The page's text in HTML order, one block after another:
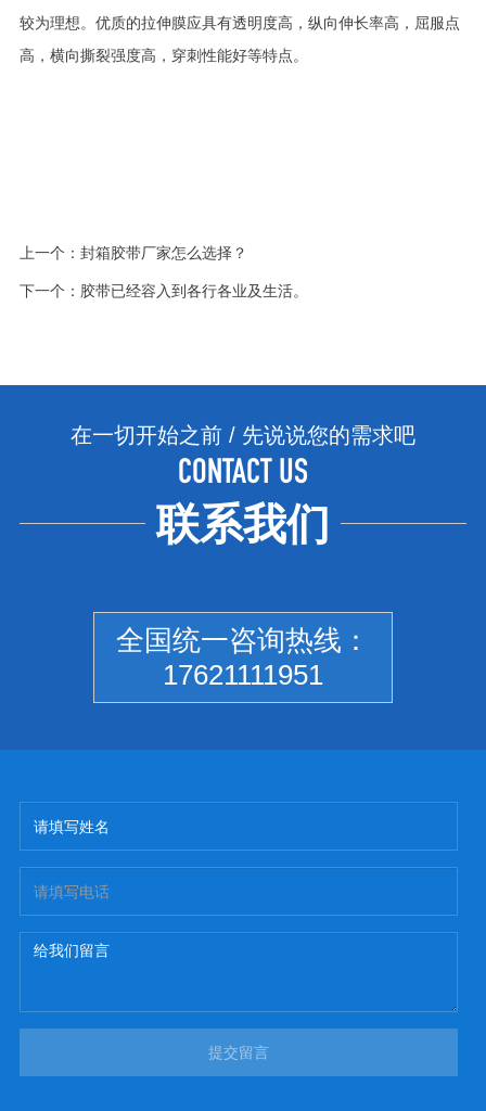
较为理想。优质的拉伸膜应具有透明度高，纵向伸长率高，屈服点
高，横向撕裂强度高，穿刺性能好等特点。
上一个： 封箱胶带厂家怎么选择？
下一个： 胶带已经容入到各行各业及生活。
在一切开始之前 / 先说说您的需求吧
CONTACT US
联系我们
全国统一咨询热线：
17621111951
提交留言